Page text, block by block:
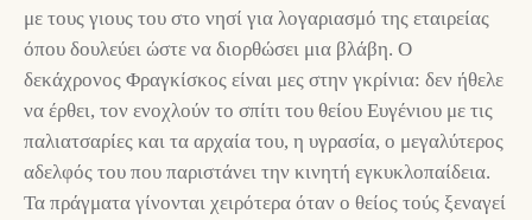
με τους γιους του στο νησί για λογαριασμό της εταιρείας
όπου δουλεύει ώστε να διορθώσει μια βλάβη. Ο
δεκάχρονος Φραγκίσκος είναι μες στην γκρίνια: δεν ήθελε
να έρθει, τον ενοχλούν το σπίτι του θείου Ευγένιου με τις
παλιατσαρίες και τα αρχαία του, η υγρασία, ο μεγαλύτερος
αδελφός του που παριστάνει την κινητή εγκυκλοπαίδεια.
Τα πράγματα γίνονται χειρότερα όταν ο θείος τούς ξεναγεί